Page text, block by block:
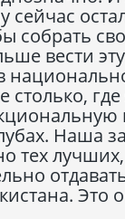
сейчас
собрать
вести
столько,
Наша
тех
Это